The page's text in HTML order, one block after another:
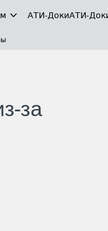
АТИ-ДокиАТИ-
за